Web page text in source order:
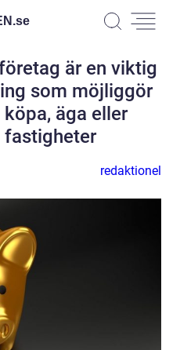
se
är en viktig
som möjliggör
äga eller
fastigheter
redaktionel